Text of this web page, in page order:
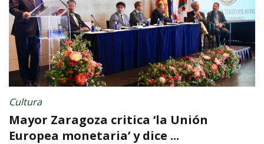
Cultura
Mayor Zaragoza critica ‘la Unión
Europea monetaria’ y dice ...